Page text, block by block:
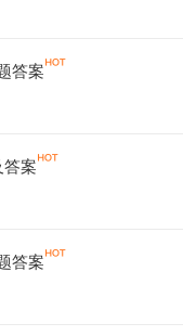
答案
答案
答案